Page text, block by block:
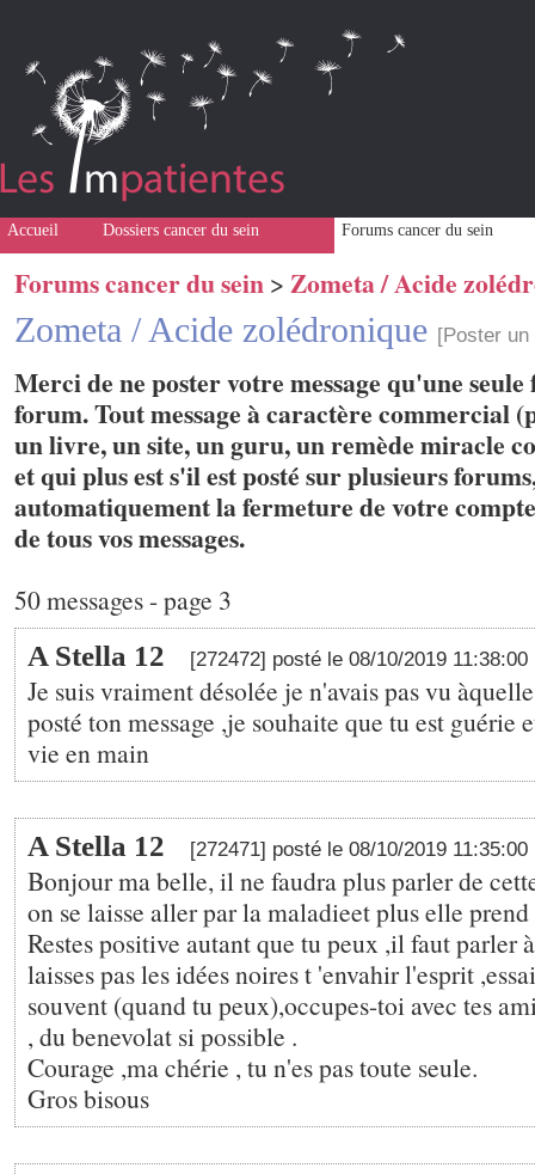
Accueil Dossiers cancer du sein Forums cancer du sein
Forums cancer du sein > Zometa / Acide
Zometa / Acide zolédronique [Poster
Merci de ne poster votre message qu'une seule
forum. Tout message à caractère commercial
un livre, un site, un guru, un remède miracle
et qui plus est s'il est posté sur plusieurs
automatiquement la fermeture de votre
de tous vos messages.
50 messages - page 3
A Stella 12 [272472] posté le 08/10/2019 11:38:00
Je suis vraiment désolée je n'avais pas vu
posté ton message ,je souhaite que tu est guérie
vie en main
A Stella 12 [272471] posté le 08/10/2019 11:35:00
Bonjour ma belle, il ne faudra plus parler de
on se laisse aller par la maladieet plus elle
Restes positive autant que tu peux ,il faut parler
laisses pas les idées noires t 'envahir l'esprit
souvent (quand tu peux),occupes-toi avec tes
, du benevolat si possible .
Courage ,ma chérie , tu n'es pas toute seule.
Gros bisous